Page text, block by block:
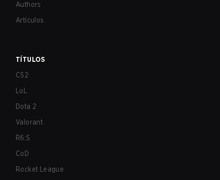
Authors
Artículos
TÍTULOS
CS2
LoL
Dota 2
Valorant
R6:S
CoD
Rocket League